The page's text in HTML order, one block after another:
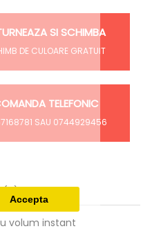
Accepta
SI SCHIMBA
DE CULOARE GRATUIT
TELEFONIC
SAU 0744929456
(0)
volum instant